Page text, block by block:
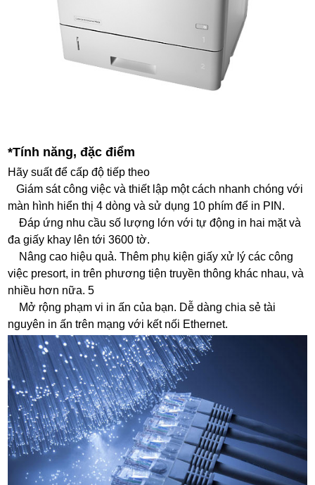
*Tính năng, đặc điểm
Hãy suất để cấp độ tiếp theo
Giám sát công việc và thiết lập một cách nhanh chóng với
màn hình hiển thị 4 dòng và sử dụng 10 phím để in PIN.
Đáp ứng nhu cầu số lượng lớn với tự động in hai mặt và
đa giấy khay lên tới 3600 tờ.
Nâng cao hiệu quả. Thêm phụ kiện giấy xử lý các công
việc presort, in trên phương tiện truyền thông khác nhau, và
nhiều hơn nữa. 5
Mở rộng phạm vi in ​​ấn của bạn. Dễ dàng chia sẻ tài
nguyên in ấn trên mạng với kết nối Ethernet.